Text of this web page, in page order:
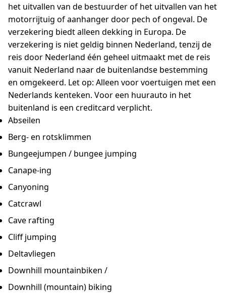
het uitvallen van de bestuurder of het uitvallen van het
motorrijtuig of aanhanger door pech of ongeval. De
verzekering biedt alleen dekking in Europa. De
verzekering is niet geldig binnen Nederland, tenzij de
reis door Nederland één geheel uitmaakt met de reis
vanuit Nederland naar de buitenlandse bestemming
en omgekeerd. Let op: Alleen voor voertuigen met een
Nederlands kenteken. Voor een huurauto in het
buitenland is een creditcard verplicht.
Abseilen
Berg- en rotsklimmen
Bungeejumpen / bungee jumping
Canape-ing
Canyoning
Catcrawl
Cave rafting
Cliff jumping
Deltavliegen
Downhill mountainbiken /
Downhill (mountain) biking